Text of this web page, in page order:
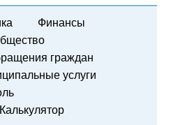
Финансы
граждан
услуги
Калькулятор